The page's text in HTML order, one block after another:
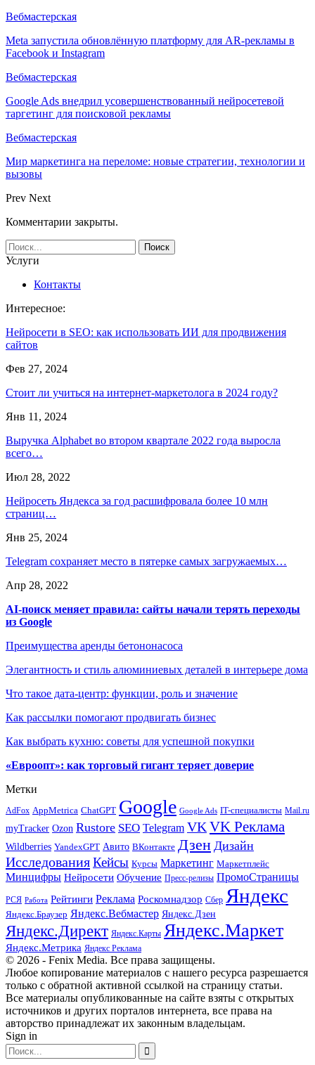
Вебмастерская
Meta запустила обновлённую платформу для AR-рекламы в
Facebook и Instagram
Вебмастерская
Google Ads внедрил усовершенствованный нейросетевой
таргетинг для поисковой рекламы
Вебмастерская
Мир маркетинга на переломе: новые стратегии, технологии и
вызовы
Prev Next
Комментарии закрыты.
Услуги
Контакты
Интересное:
Нейросети в SEO: как использовать ИИ для продвижения
сайтов
Фев 27, 2024
Стоит ли учиться на интернет-маркетолога в 2024 году?
Янв 11, 2024
Выручка Alphabet во втором квартале 2022 года выросла
всего…
Июл 28, 2022
Нейросеть Яндекса за год расшифровала более 10 млн
страниц…
Янв 25, 2024
Telegram сохраняет место в пятерке самых загружаемых…
Апр 28, 2022
AI-поиск меняет правила: сайты начали терять переходы
из Google
Преимущества аренды бетононасоса
Элегантность и стиль алюминиевых деталей в интерьере дома
Что такое дата-центр: функции, роль и значение
Как рассылки помогают продвигать бизнес
Как выбрать кухню: советы для успешной покупки
«Евроопт»: как торговый гигант теряет доверие
Метки
AdFox AppMetrica ChatGPT Google Google Ads IT-специалисты Mail.ru
myTracker Ozon Rustore SEO Telegram VKVK Реклама
Wildberries YandexGPT Авито ВКонтакте Дзен Дизайн
ИсследованияКейсы Курсы Маркетинг Маркетплейс
Минцифры Нейросети Обучение Пресс-релизы ПромоСтраницы
РСЯ Работа Рейтинги Реклама Роскомнадзор Сбер Яндекс
Яндекс.Браузер Яндекс.Вебмастер Яндекс.Дзен
Яндекс.Директ Яндекс.Карты Яндекс.Маркет
Яндекс.Метрика Яндекс Реклама
© 2026 - Fenix Media. Все права защищены.
Любое копирование материалов с нашего ресурса разрешается
только с обратной активной ссылкой на страницу статьи.
Все материалы опубликованные на сайте взяты с открытых
источников и других порталов интернета, все права на
авторство принадлежат их законным владельцам.
Sign in